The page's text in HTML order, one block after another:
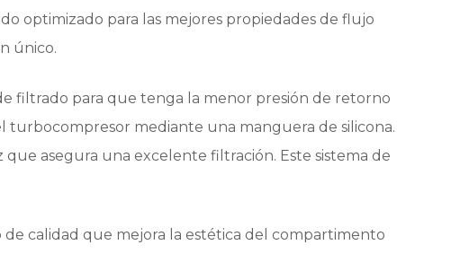
optimizado para las mejores propiedades de flujo
único.
filtrado para que tenga la menor presión de retorno
turbocompresor mediante una manguera de silicona.
asegura una excelente filtración. Este sistema de
calidad que mejora la estética del compartimento